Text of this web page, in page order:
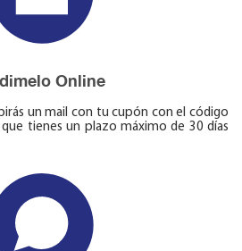
Online
un mail con tu cupón con el código
que tienes un plazo máximo de 30 días